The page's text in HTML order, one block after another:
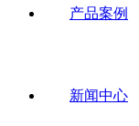
产品案例
新闻中心